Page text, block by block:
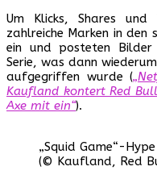
Um Klicks, Shares und
zahlreiche Marken in den
ein und posteten
Serie, was dann
aufgegriffen wurde (
Kaufland kontert Red
Axe mit ein“).
„Squid Game“-
(© Kaufland, Red